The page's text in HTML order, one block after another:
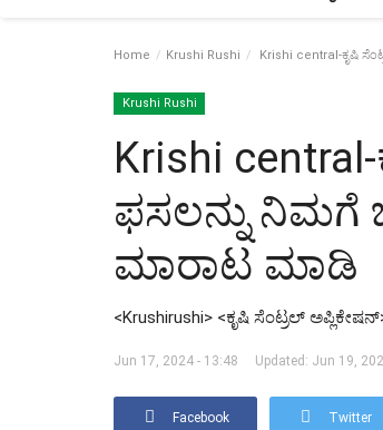
Home Krushi Rushi Krishi central-ಕೃಷಿ
Krushi Rushi
Krishi
ಫಸಲನ್ನು ನಿಮಗೆ
ಮಾರಾಟ ಮಾಡಿ
<Krushirushi> <ಕೃಷಿ ಸೆಂಟ್ರಲ್
Jun 17, 2024 - 13:48 Updated: Jun 19,
Facebook Twitter